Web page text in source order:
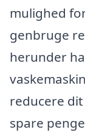
mulighed
genbruge
herunder
reducere
spare